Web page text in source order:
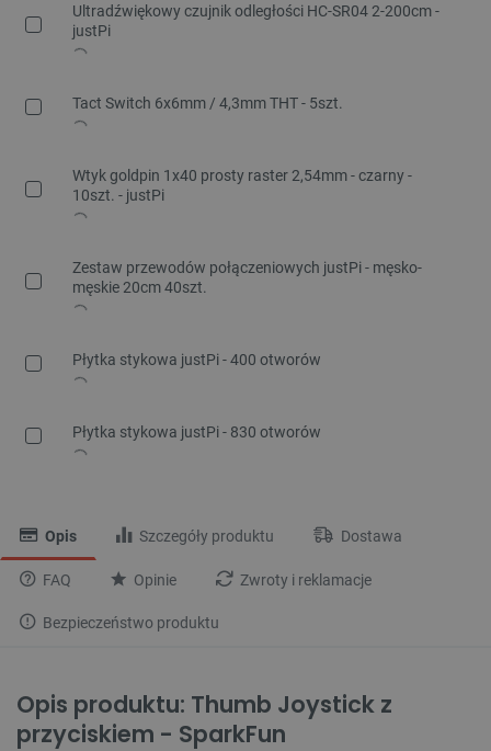
Ultradźwiękowy czujnik odległości HC-SR04 2-200cm -
justPi
Tact Switch 6x6mm / 4,3mm THT - 5szt.
Wtyk goldpin 1x40 prosty raster 2,54mm - czarny -
10szt. - justPi
Zestaw przewodów połączeniowych justPi - męsko-
męskie 20cm 40szt.
Płytka stykowa justPi - 400 otworów
Płytka stykowa justPi - 830 otworów
Opis Szczegóły produktu Dostawa
FAQ Opinie Zwroty i reklamacje
Bezpieczeństwo produktu
Opis produktu: Thumb Joystick z
przyciskiem - SparkFun